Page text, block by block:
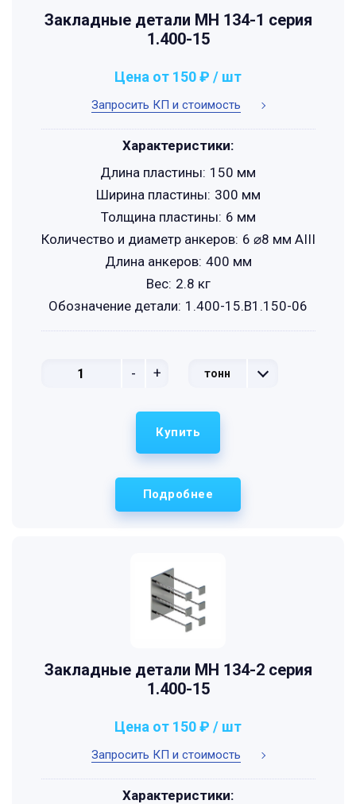
Закладные детали МН 134-1 серия
1.400-15
Запросить КП и стоимость
Цена от 150 ₽ / шт
- + тонн
Характеристики:
Длина пластины: 150 мм
Ширина пластины: 300 мм
Толщина пластины: 6 мм
Количество и диаметр анкеров: 6 ⌀8 мм АIII
Длина анкеров: 400 мм
Вес: 2.8 кг
Обозначение детали: 1.400-15.B1.150-06
Подробнее
Купить
Закладные детали МН 134-2 серия
1.400-15
Запросить КП и стоимость
Цена от 150 ₽ / шт
Характеристики: